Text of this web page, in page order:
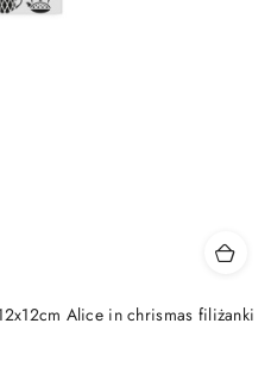
Alice in chrismas filiżanki